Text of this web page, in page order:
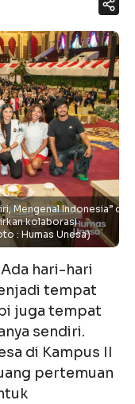
Mengenal Indonesia” di
kolaborasi
: Humas Unesa)
Ada hari-hari
tempat
juga tempat
sendiri.
di Kampus II
pertemuan